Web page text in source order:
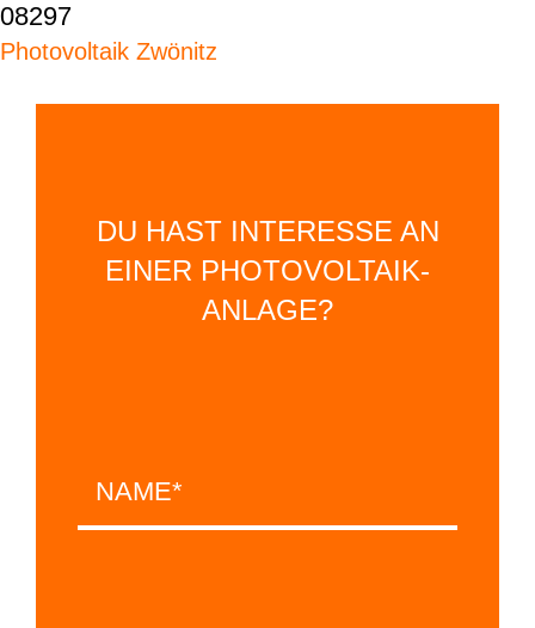
08297
Photovoltaik Zwönitz
DU HAST INTERESSE AN
EINER PHOTOVOLTAIK-
ANLAGE?